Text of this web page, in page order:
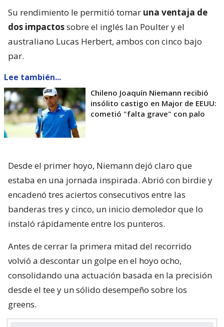
Su rendimiento le permitió tomar una ventaja de
dos impactossobre el inglés Ian Poulter y el
australiano Lucas Herbert, ambos con cinco bajo
par.
Lee también...
Chileno Joaquín Niemann recibió
insólito castigo en Major de EEUU:
cometió "falta grave" con palo
Desde el primer hoyo, Niemann dejó claro que
estaba en una jornada inspirada. Abrió con birdie y
encadenó tres aciertos consecutivos entre las
banderas tres y cinco, un inicio demoledor que lo
instaló rápidamente entre los punteros.
Antes de cerrar la primera mitad del recorrido
volvió a descontar un golpe en el hoyo ocho,
consolidando una actuación basada en la precisión
desde el tee y un sólido desempeño sobre los
greens.